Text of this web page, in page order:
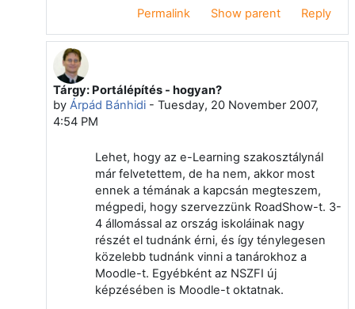
Permalink
Show parent Reply
In reply to Zoltán Niethammer
Tárgy: Portálépítés - hogyan?
by Árpád Bánhidi- Tuesday, 20 November 2007,
4:54 PM
Lehet, hogy az e-Learning szakosztálynál
már felvetettem, de ha nem, akkor most
ennek a témának a kapcsán megteszem,
mégpedi, hogy szervezzünk RoadShow-t. 3-
4 állomással az ország iskoláinak nagy
részét el tudnánk érni, és így ténylegesen
közelebb tudnánk vinni a tanárokhoz a
Moodle-t. Egyébként az NSZFI új
képzésében is Moodle-t oktatnak.